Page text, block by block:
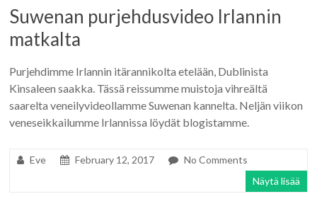
Suwenan purjehdusvideo Irlannin
matkalta
Purjehdimme Irlannin itärannikolta etelään, Dublinista
Kinsaleen saakka. Tässä reissumme muistoja vihreältä
saarelta veneilyvideollamme Suwenan kannelta. Neljän viikon
veneseikkailumme Irlannissa löydät blogistamme.
Eve February 12, 2017
No Comments
Näytä lisää